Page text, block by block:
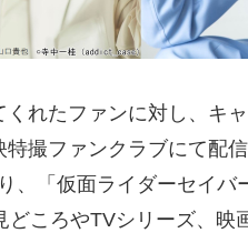
れたファンに対し、キ
撮ファンクラブにて配
、「仮面ライダーセイバ
ころやTVシリーズ、映